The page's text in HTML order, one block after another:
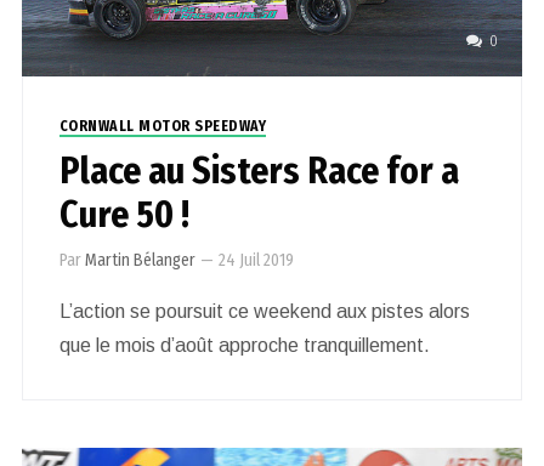
0
CORNWALL MOTOR SPEEDWAY
Place au Sisters Race for a
Cure 50 !
ParMartin Bélanger — 24 Juil 2019
L’action se poursuit ce weekend aux pistes alors
que le mois d’août approche tranquillement.